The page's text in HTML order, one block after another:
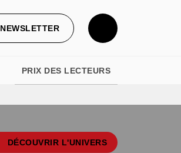
NEWSLETTER
PRIX DES LECTEURS
DÉCOUVRIR L'UNIVERS